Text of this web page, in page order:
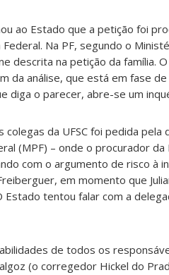
ao Estado que a petição foi
Na PF, segundo o
descrita na petição da família.
da análise, que está em fase
diga o parecer, abre-se um
da UFSC foi pedida pela
(MPF) – onde o procurador
com o argumento de risco à
em momento que
tentou falar com a
de todos os
(o corregedor Hickel do